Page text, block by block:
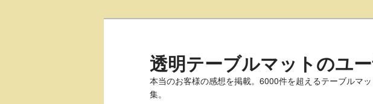
透明テーブルマットのユ
本当のお客様の感想を掲載。6000件を超えるテーブルマ
集。